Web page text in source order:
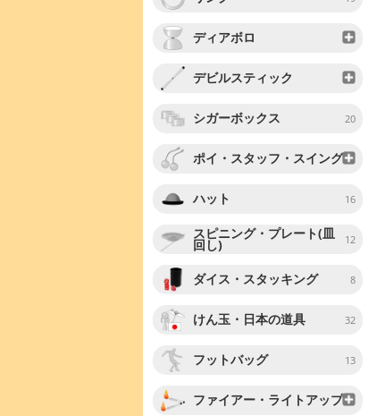
ディアボロ
デビルスティック
シガーボックス 20
ポイ・スタッフ・スイング
ハット 16
スピニング・プレート(皿
回し) 12
ダイス・スタッキング 8
けん玉・日本の道具 32
フットバッグ 13
ファイアー・ライトアップ